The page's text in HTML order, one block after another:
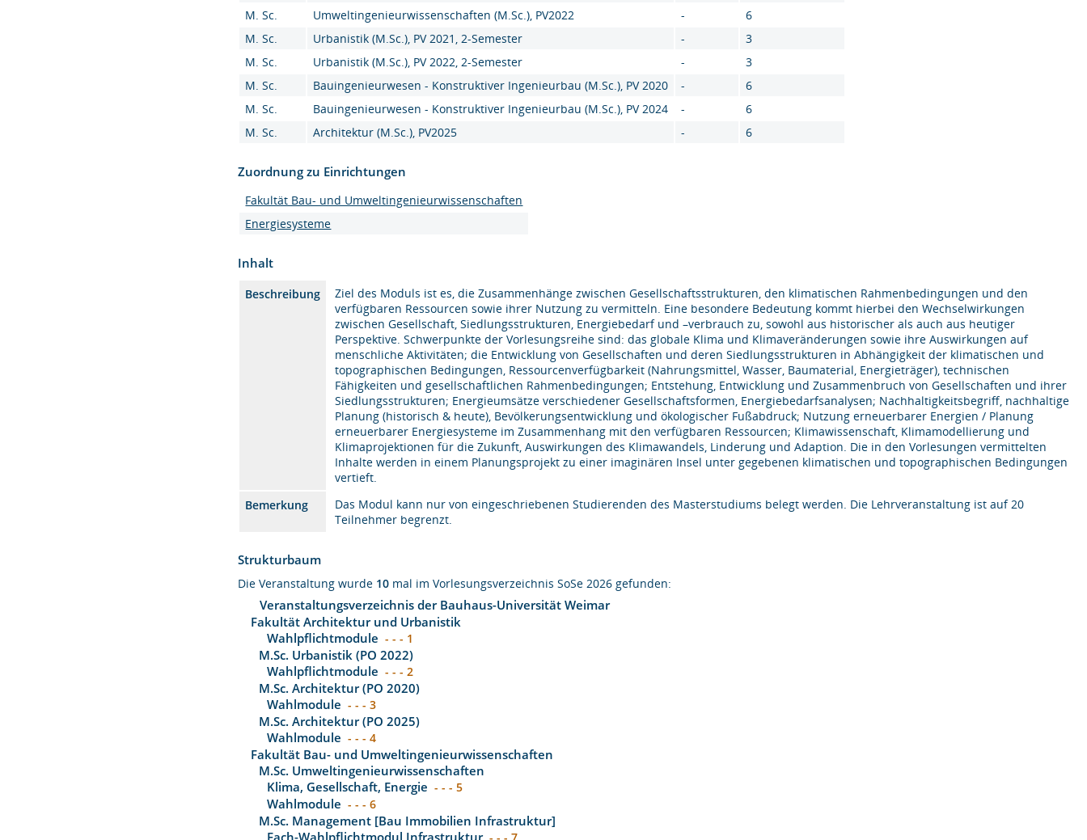
M. Sc.
Umweltingenieurwissenschaften (M.Sc.), PV2022 -
6
M. Sc.
Urbanistik (M.Sc.), PV 2021, 2-Semester -
3
M. Sc.
Urbanistik (M.Sc.), PV 2022, 2-Semester -
3
M. Sc.
Bauingenieurwesen - Konstruktiver Ingenieurbau (M.Sc.), PV 2020 -
6
M. Sc.
Bauingenieurwesen - Konstruktiver Ingenieurbau (M.Sc.), PV 2024 -
6
M. Sc.
Architektur (M.Sc.), PV2025 - 6
Zuordnung zu Einrichtungen
Fakultät Bau- und Umweltingenieurwissenschaften
Energiesysteme
Inhalt
Beschreibung
Ziel des Moduls ist es, die Zusammenhänge zwischen Gesellschaftsstrukturen, den klimatischen Rahmenbedingungen und den
verfügbaren Ressourcen sowie ihrer Nutzung zu vermitteln. Eine besondere Bedeutung kommt hierbei den Wechselwirkungen
zwischen Gesellschaft, Siedlungsstrukturen, Energiebedarf und –verbrauch zu, sowohl aus historischer als auch aus heutiger
Perspektive. Schwerpunkte der Vorlesungsreihe sind: das globale Klima und Klimaveränderungen sowie ihre Auswirkungen auf
menschliche Aktivitäten; die Entwicklung von Gesellschaften und deren Siedlungsstrukturen in Abhängigkeit der klimatischen und
topographischen Bedingungen, Ressourcenverfügbarkeit (Nahrungsmittel, Wasser, Baumaterial, Energieträger), technischen
Fähigkeiten und gesellschaftlichen Rahmenbedingungen; Entstehung, Entwicklung und Zusammenbruch von Gesellschaften und ihrer
Siedlungsstrukturen; Energieumsätze verschiedener Gesellschaftsformen, Energiebedarfsanalysen; Nachhaltigkeitsbegriff, nachhaltige
Planung (historisch & heute), Bevölkerungsentwicklung und ökologischer Fußabdruck; Nutzung erneuerbarer Energien / Planung
erneuerbarer Energiesysteme im Zusammenhang mit den verfügbaren Ressourcen; Klimawissenschaft, Klimamodellierung und
Klimaprojektionen für die Zukunft, Auswirkungen des Klimawandels, Linderung und Adaption. Die in den Vorlesungen vermittelten
Inhalte werden in einem Planungsprojekt zu einer imaginären Insel unter gegebenen klimatischen und topographischen Bedingungen
vertieft.
Bemerkung
Das Modul kann nur von eingeschriebenen Studierenden des Masterstudiums belegt werden. Die Lehrveranstaltung ist auf 20
Teilnehmer begrenzt.
Strukturbaum
Die Veranstaltung wurde 10 mal im Vorlesungsverzeichnis SoSe 2026 gefunden:
Veranstaltungsverzeichnis der Bauhaus-Universität Weimar
Fakultät Architektur und Urbanistik
Wahlpflichtmodule - - - 1
M.Sc. Urbanistik (PO 2022)
Wahlpflichtmodule - - - 2
M.Sc. Architektur (PO 2020)
Wahlmodule - - - 3
M.Sc. Architektur (PO 2025)
Wahlmodule - - - 4
Fakultät Bau- und Umweltingenieurwissenschaften
M.Sc. Umweltingenieurwissenschaften
Klima, Gesellschaft, Energie - - - 5
Wahlmodule - - - 6
M.Sc. Management [Bau Immobilien Infrastruktur]
Fach-Wahlpflichtmodul Infrastruktur